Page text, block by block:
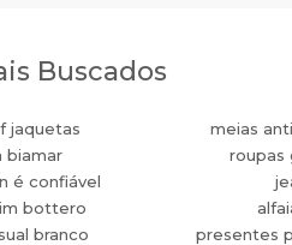
Buscados
jaquetas
biamar
é confiável
bottero
branco
meias
roupas
presentes